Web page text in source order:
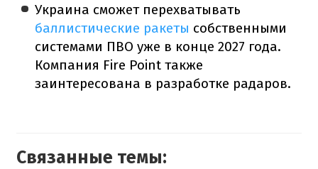
Украина сможет перехватывать
баллистические ракеты собственными
системами ПВО уже в конце 2027 года.
Компания Fire Point также
заинтересована в разработке радаров.
Связанные темы: